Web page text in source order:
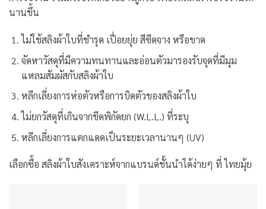
นานขึ้น
ไม่ใช้สลิงผ้าใบที่ชำรุด เปื่อยยุ่ย สีซีดจาง หรือขาด
จัดหาวัสดุที่มีความทนทานและอ่อนตัวมารองรับจุดที่มีมุม
แหลมสัมผัสกับสลิงผ้าใบ
หลีกเลี่ยงการห่อตัวหรือการบิดตัวของสลิงผ้าใบ
ไม่ยกวัสดุที่เกินจากขีดพิกัดยก (W.L.L.) ที่ระบุ
หลีกเลี่ยงการแตกแดดเป็นระยะเวลานานๆ (UV)
เลือกซื้อ สลิงผ้าใบสังเคราะห์จากแบรนด์ชั้นนำได้ง่ายๆ ที่ ไทยมุ้ย